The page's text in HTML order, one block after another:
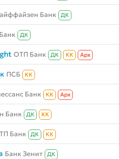
Банк ДК
ДК
ОТП Банк ДК КК Aрх
ПСБ КК
Банк КК Aрх
Банк ДК КК
Банк ДК КК
Банк Зенит ДК